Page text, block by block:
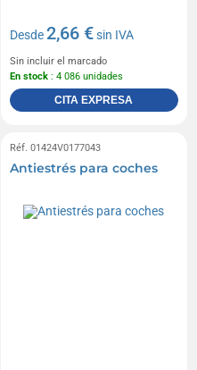
Desde2,66 €sin IVA
Sin incluir el marcado
En stock : 4 086 unidades
CITA EXPRESA
Réf. 01424V0177043
Antiestrés para coches